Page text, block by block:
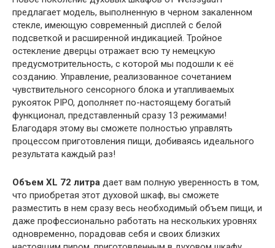
предлагает модель, выполненную в черном закаленном
стекле, имеющую современный дисплей с белой
подсветкой и расширенной индикацией. Тройное
остекление дверцы отражает всю ту немецкую
предусмотрительность, с которой мы подошли к её
созданию. Управление, реализованное сочетанием
чувствительного сенсорного блока и утапливаемых
рукояток PIPO, дополняет по-настоящему богатый
функционал, представленный сразу 13 режимами!
Благодаря этому вы сможете полностью управлять
процессом приготовления пищи, добиваясь идеального
результата каждый раз!
Объем XL 72 литра дает вам полную уверенность в том,
что приобретая этот духовой шкаф, вы сможете
разместить в нем сразу весь необходимый объем пищи, и
даже профессионально работать на нескольких уровнях
одновременно, порадовав себя и своих близких